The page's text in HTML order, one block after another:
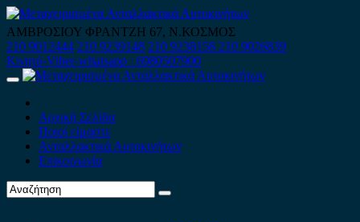
Skip
to
content
ΑΜΒΡΟΣΙΟΥ ΦΡΑΝΤΖΗ 67, Ν.ΚΟΣΜΟΣ
210 9012444 210 9239148 210 9238158 210 9026839
Κινητό-Viber-whatsapp : 6980507900
Primary
Αρχική Σελίδα
Ποιοί είμαστε
Ανταλλακτικά Αυτοκινήτων
Επικοινωνία